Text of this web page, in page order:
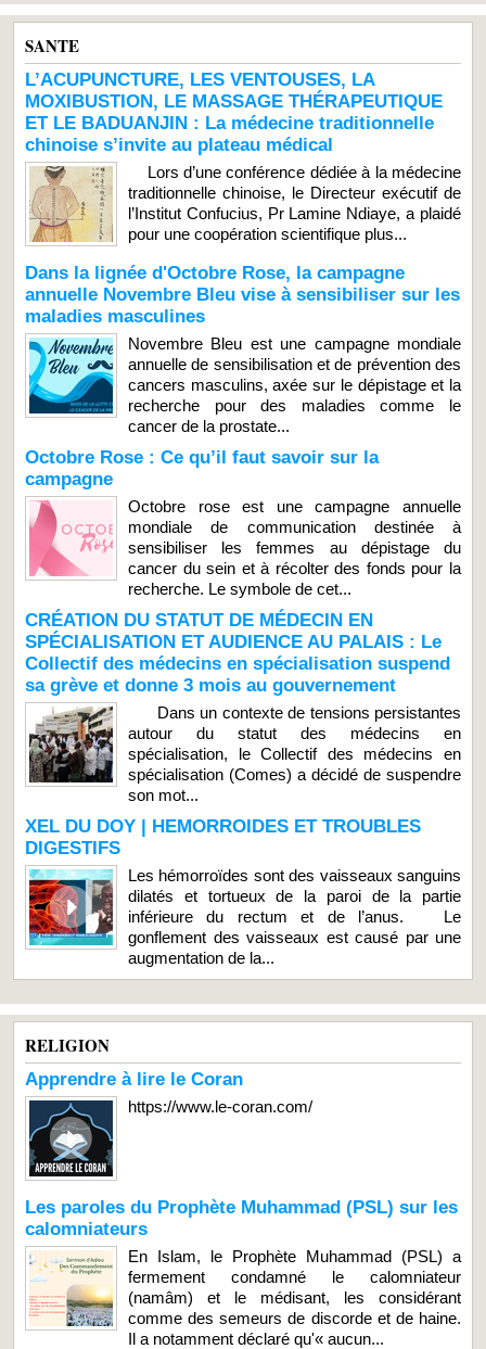
SANTE
L’ACUPUNCTURE, LES VENTOUSES, LA
MOXIBUSTION, LE MASSAGE THÉRAPEUTIQUE
ET LE BADUANJIN : La médecine traditionnelle
chinoise s’invite au plateau médical
Lors d’une conférence dédiée à la médecine
traditionnelle chinoise, le Directeur exécutif de
l’Institut Confucius, Pr Lamine Ndiaye, a plaidé
pour une coopération scientifique plus...
Dans la lignée d'Octobre Rose, la campagne
annuelle Novembre Bleu vise à sensibiliser sur les
maladies masculines
Novembre Bleu est une campagne mondiale
annuelle de sensibilisation et de prévention des
cancers masculins, axée sur le dépistage et la
recherche pour des maladies comme le
cancer de la prostate...
Octobre Rose : Ce qu’il faut savoir sur la
campagne
Octobre rose est une campagne annuelle
mondiale de communication destinée à
sensibiliser les femmes au dépistage du
cancer du sein et à récolter des fonds pour la
recherche. Le symbole de cet...
CRÉATION DU STATUT DE MÉDECIN EN
SPÉCIALISATION ET AUDIENCE AU PALAIS : Le
Collectif des médecins en spécialisation suspend
sa grève et donne 3 mois au gouvernement
Dans un contexte de tensions persistantes
autour du statut des médecins en
spécialisation, le Collectif des médecins en
spécialisation (Comes) a décidé de suspendre
son mot...
XEL DU DOY | HEMORROIDES ET TROUBLES
DIGESTIFS
Les hémorroïdes sont des vaisseaux sanguins
dilatés et tortueux de la paroi de la partie
inférieure du rectum et de l’anus. Le
gonflement des vaisseaux est causé par une
augmentation de la...
RELIGION
Apprendre à lire le Coran
https://www.le-coran.com/
Les paroles du Prophète Muhammad (PSL) sur les
calomniateurs
En Islam, le Prophète Muhammad (PSL) a
fermement condamné le calomniateur
(namâm) et le médisant, les considérant
comme des semeurs de discorde et de haine.
Il a notamment déclaré qu'« aucun...